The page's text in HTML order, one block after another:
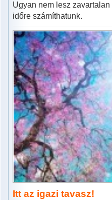
Ugyan nem lesz
időre számíthatunk.
Itt az igazi tavasz!